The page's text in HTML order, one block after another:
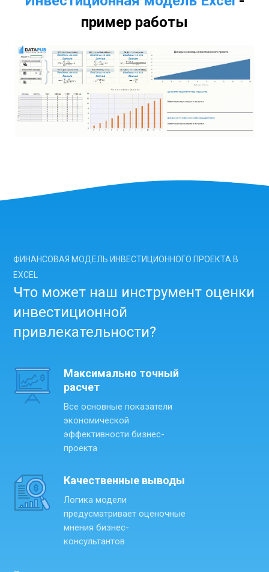
пример работы
ФИНАНСОВАЯ МОДЕЛЬ ИНВЕСТИЦИОННОГО ПРОЕКТА В
EXCEL
Что может наш инструмент оценки
инвестиционной
привлекательности?
Максимально точный
расчет
Все основные показатели
экономической
эффективности бизнес-
проекта
Качественные выводы
Логика модели
предусматривает оценочные
мнения бизнес-
консультантов